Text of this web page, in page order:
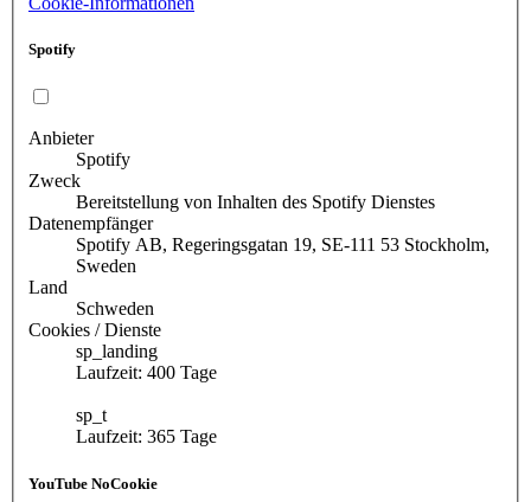
Spotify
Anbieter
Spotify
Zweck
Bereitstellung von Inhalten des Spotify Dienstes
Datenempfänger
Spotify AB, Regeringsgatan 19, SE-111 53 Stockholm,
Sweden
Land
Schweden
Cookies / Dienste
sp_landing
Laufzeit: 400 Tage
sp_t
Laufzeit: 365 Tage
YouTube NoCookie